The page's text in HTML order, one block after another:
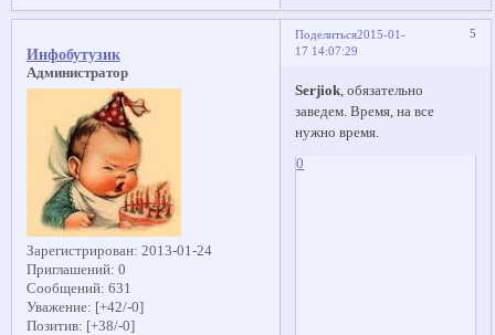
Поделиться 5
2015-01-
17 14:07:29
Инфобутузик
Администратор
Зарегистрирован: 2013-01-24
Приглашений: 0
Сообщений: 631
Уважение: [+42/-0]
Позитив: [+38/-0]
Serjiok , обязательно
заведем. Время, на все
нужно время.
0